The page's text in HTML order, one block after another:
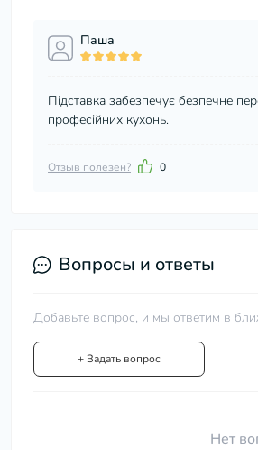
Паша
Підставка забезпечує безпечне
професійних кухонь.
Отзыв полезен? 0
Вопросы и ответы
Добавьте вопрос, и мы ответим в
+ Задать вопрос
Нет